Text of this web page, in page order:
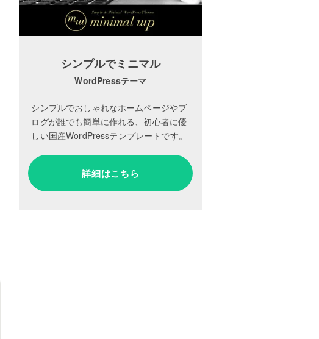
シンプルでミニマル
WordPressテーマ
シンプルでおしゃれなホームページやブ
ログが誰でも簡単に作れる、初心者に優
しい国産WordPressテンプレートです。
詳細はこちら